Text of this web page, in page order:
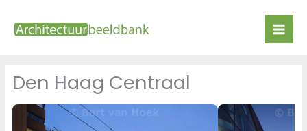
naar
Den Haag Centraal